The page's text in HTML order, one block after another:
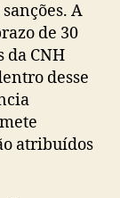
A
de 30
da CNH
desse
atribuídos